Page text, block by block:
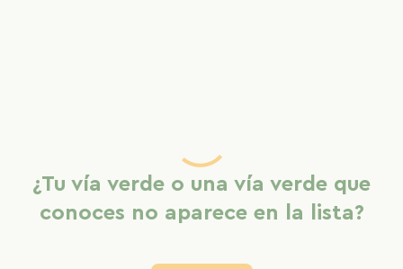
¿Tu vía verde o una vía verde que
conoces no aparece en la lista?